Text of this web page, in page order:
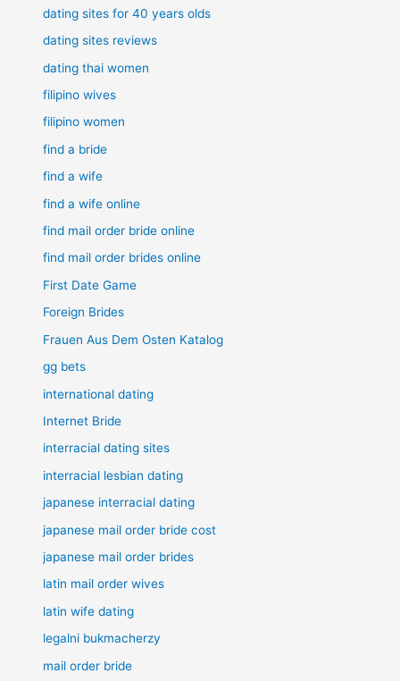
dating sites for 40 years olds
dating sites reviews
dating thai women
filipino wives
filipino women
find a bride
find a wife
find a wife online
find mail order bride online
find mail order brides online
First Date Game
Foreign Brides
Frauen Aus Dem Osten Katalog
gg bets
international dating
Internet Bride
interracial dating sites
interracial lesbian dating
japanese interracial dating
japanese mail order bride cost
japanese mail order brides
latin mail order wives
latin wife dating
legalni bukmacherzy
mail order bride